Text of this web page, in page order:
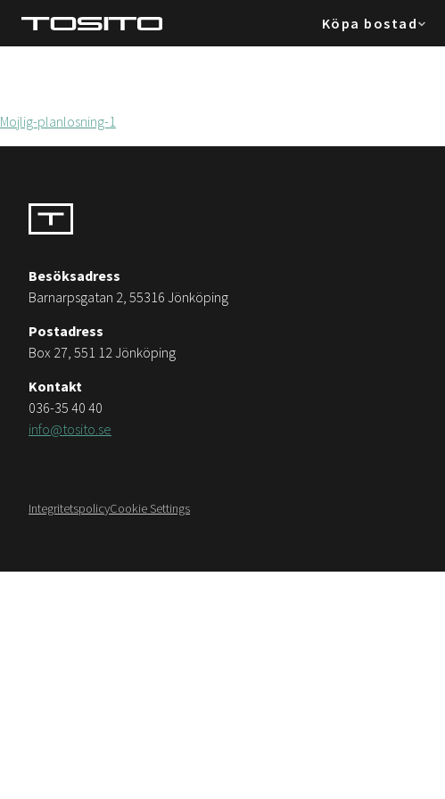
Köpa bostad
Mojlig-planlosning-1
Besöksadress
Barnarpsgatan 2, 55316 Jönköping
Postadress
Box 27, 551 12 Jönköping
Kontakt
036-35 40 40
info@tosito.se
IntegritetspolicyCookie Settings